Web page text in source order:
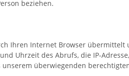
beziehen.
Ihren Internet Browser übermittelt
Uhrzeit des Abrufs, die IP-
überwiegenden